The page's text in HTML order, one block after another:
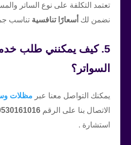
تعتمد التكلفة على نوع الساتر
نضمن لك أسعارًا تنافسية تناسب
5. كيف يمكنني طلب
السواتر؟
يمكنك التواصل معنا عبر مظلات
الاتصال بنا على الرقم
استشارة .